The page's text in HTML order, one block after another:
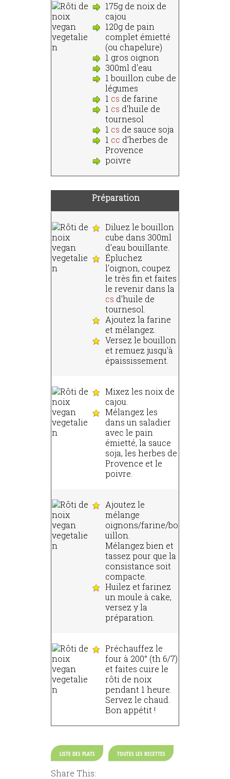
175g de noix de
cajou
120g de pain
complet émietté
(ou chapelure)
1 gros oignon
300ml d'eau
1 bouillon cube de
légumes
1 cs de farine
1 cs d'huile de
tournesol
1 cs de sauce soja
1 cc d’herbes de
Provence
poivre
Préparation
Diluez le bouillon
cube dans 300ml
d'eau bouillante.
Épluchez
l'oignon, coupez
le très fin et faites
le revenir dans la
cs d'huile de
tournesol.
Ajoutez la farine
et mélangez.
Versez le bouillon
et remuez jusqu'à
épaississement.
Mixez les noix de
cajou.
Mélangez les
dans un saladier
avec le pain
émietté, la sauce
soja, les herbes de
Provence et le
poivre.
Ajoutez le
mélange
oignons/farine/bo
uillon.
Mélangez bien et
tassez pour que la
consistance soit
compacte.
Huilez et farinez
un moule à cake,
versez y la
préparation.
Préchauffez le
four à 200° (th 6/7)
et faites cuire le
rôti de noix
pendant 1 heure.
Servez le chaud.
Bon appétit !
LISTE DES PLATS TOUTES LES RECETTES
Share This: